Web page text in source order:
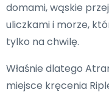
domami, wąskie
uliczkami i morze,
tylko na chwilę.
Właśnie dlatego
miejsce kręcenia